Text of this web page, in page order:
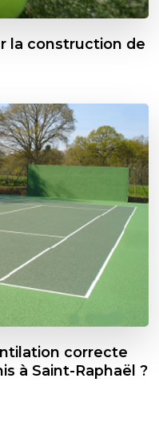
la construction de
correcte
à Saint-Raphaël ?